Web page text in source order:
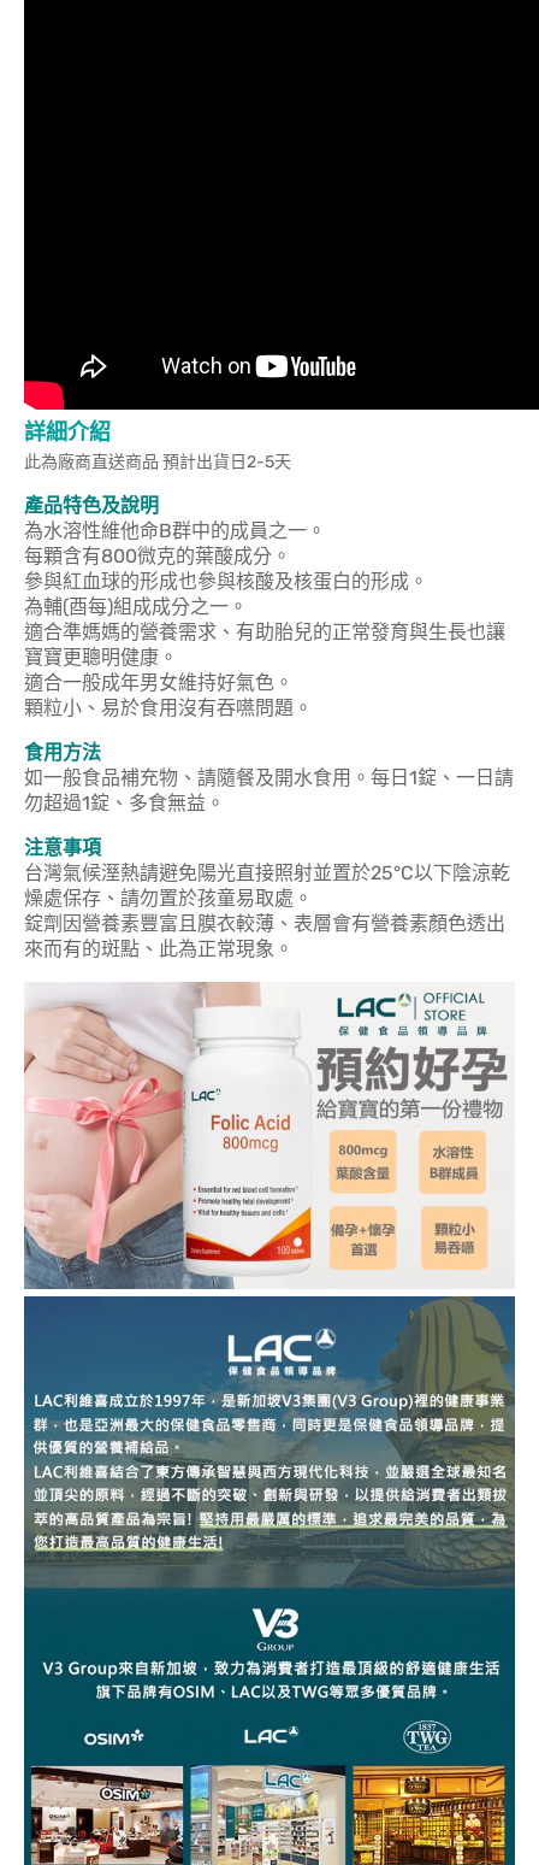
詳細介紹
此為廠商直送商品 預計出貨日2-5天
產品特色及說明
為水溶性維他命B群中的成員之一。
每顆含有800微克的葉酸成分。
參與紅血球的形成也參與核酸及核蛋白的形成。
為輔(酉每)組成成分之一。
適合準媽媽的營養需求、有助胎兒的正常發育與生長也讓
寶寶更聰明健康。
適合一般成年男女維持好氣色。
顆粒小、易於食用沒有吞嚥問題。
食用方法
如一般食品補充物、請隨餐及開水食用。每日1錠、一日請
勿超過1錠、多食無益。
注意事項
台灣氣候溼熱請避免陽光直接照射並置於25°C以下陰涼乾
燥處保存、請勿置於孩童易取處。
錠劑因營養素豐富且膜衣較薄、表層會有營養素顏色透出
來而有的斑點、此為正常現象。